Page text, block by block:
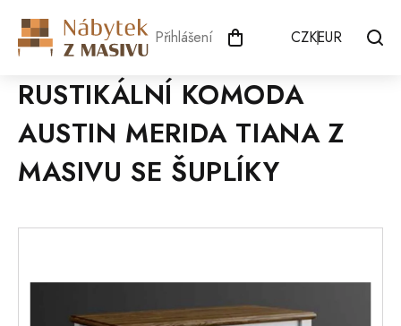
obsah
Přihlášení CZKEUR
RUSTIKÁLNÍ KOMODA
AUSTIN MERIDA TIANA Z
MASIVU SE ŠUPLÍKY